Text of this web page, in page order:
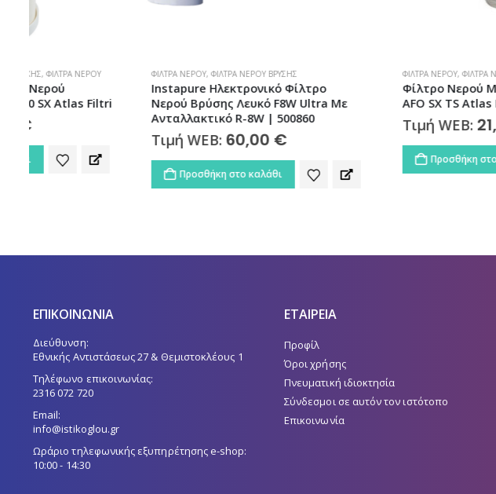
ΦΊΛΤΡΑ ΝΕΡΟΎ, ΦΊΛΤΡΑ ΝΕΡΟΎ ΒΡΎΣΗΣ
Instapure Ηλεκτρονικό Φίλτρο
Νερού Βρύσης Λευκό F8W Ultra Με
Ανταλλακτικό R-8W | 500860
60,00€
Προσθήκη στο καλάθι
ΦΊΛΤΡΑ ΝΕΡΟΎ ΦΊΛΤΡΑ ΝΕΡΟΎ ΚΕΝΤΡΙΚΉΣ ΠΑΡΟΧΉΣ
Φίλτρο Νερού Medium Plus 3P 3/4”
ΑFO SX TS Atlas Filtri
Τιμή WEB: 21,80€
Προσθήκη στο καλάθι
ΕΠΙΚΟΙΝΩΝΙΑ
Διεύθυνση:
Εθνικής Αντιστάσεως 27 & Θεμιστοκλέους 1
Τηλέφωνο επικοινωνίας:
2316 072 720
Email:
info@istikoglou.gr
Ωράριο τηλεφωνικής εξυπηρέτησης e-shop:
10:00 - 14:30
ΕΤΑΙΡΕΙΑ
Προφίλ
Όροι χρήσης
Πνευματική ιδιοκτησία
Σύνδεσμοι σε αυτόν τον ιστότοπο
Επικοινωνία